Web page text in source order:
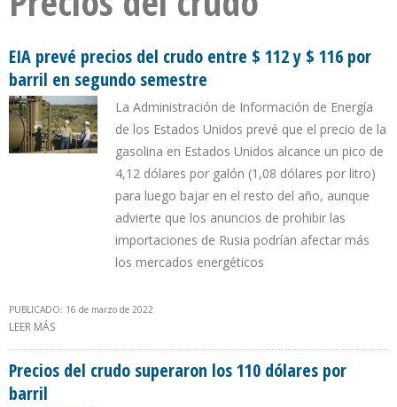
EIA prevé precios del crudo entre $ 112 y $ 116 por
barril en segundo semestre
La Administración de Información de Energía
de los Estados Unidos prevé que el precio de la
gasolina en Estados Unidos alcance un pico de
4,12 dólares por galón (1,08 dólares por litro)
para luego bajar en el resto del año, aunque
advierte que los anuncios de prohibir las
importaciones de Rusia podrían afectar más
los mercados energéticos
PUBLICADO: 16 de marzo de 2022
LEER MÁS
Precios del crudo superaron los 110 dólares por
barril